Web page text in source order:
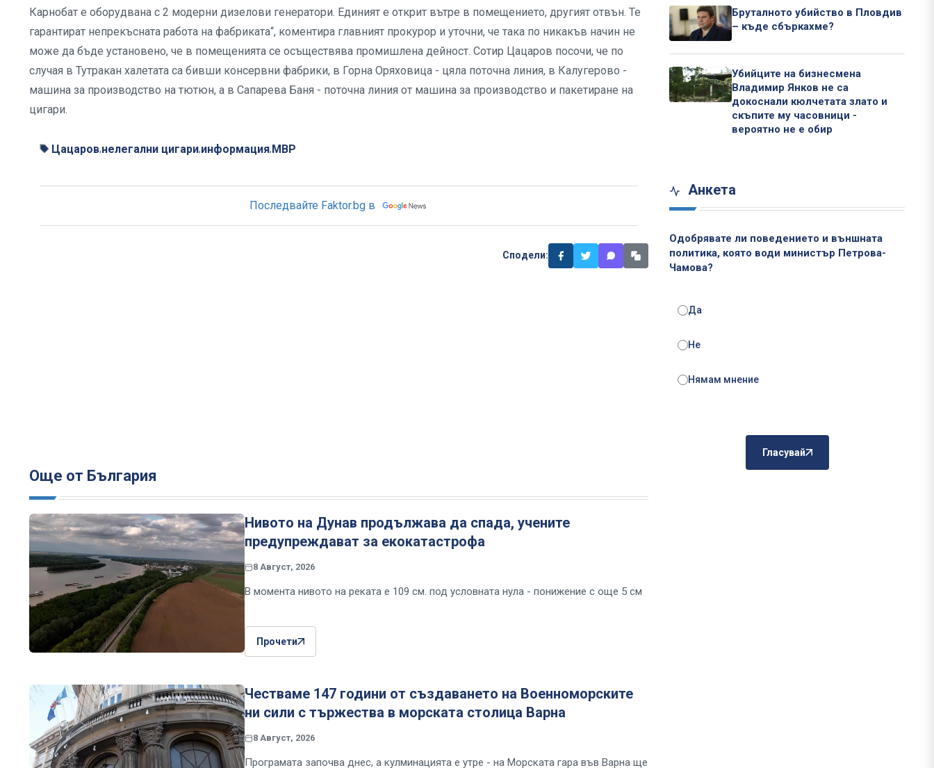
Карнобат е оборудвана с 2 модерни дизелови генератори. Единият е открит вътре в помещението, другият отвън. Те
гарантират непрекъсната работа на фабриката“, коментира главният прокурор и уточни, че така по никакъв начин не
може да бъде установено, че в помещенията се осъществява промишлена дейност. Сотир Цацаров посочи, че по
случая в Тутракан халетата са бивши консервни фабрики, в Горна Оряховица - цяла поточна линия, в Калугерово -
машина за производство на тютюн, а в Сапарева Баня - поточна линия от машина за производство и пакетиране на
цигари.
Цацаров,нелегални цигари,информация,МВР
Последвайте Faktor.bg в
Сподели:
Още от България
Нивото на Дунав продължава да спада, учените
предупреждават за екокатастрофа
8 Август, 2026
В момента нивото на реката е 109 см. под условната нула - понижение с още 5 см
Прочети
Честваме 147 години от създаването на Военноморските
ни сили с тържества в морската столица Варна
8 Август, 2026
Програмата започва днес, а кулминацията е утре - на Морската гара във Варна ще
Бруталното убийство в Пловдив
– къде сбъркахме?
Убийците на бизнесмена
Владимир Янков не са
докоснали кюлчетата злато и
скъпите му часовници -
вероятно не е обир
Анкета
Одобрявате ли поведението и външната
политика, която води министър Петрова-
Чамова?
Да
Не
Нямам мнение
Гласувай